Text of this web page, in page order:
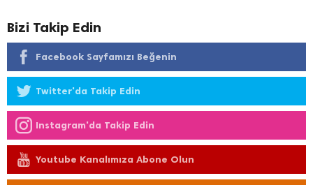
Bizi Takip Edin
Facebook Sayfamızı Beğenin
Twitter'da Takip Edin
Instagram'da Takip Edin
Youtube Kanalımıza Abone Olun